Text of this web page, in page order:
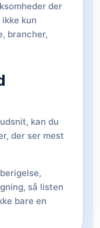
der
kun
brancher,
kan du
der ser mest
så listen
bare en